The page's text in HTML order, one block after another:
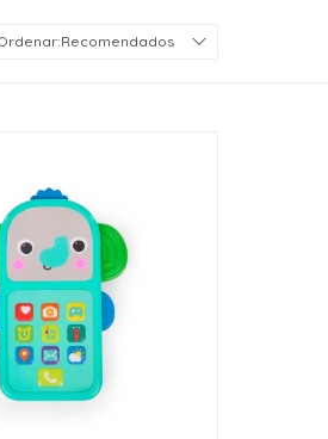
Recomendados